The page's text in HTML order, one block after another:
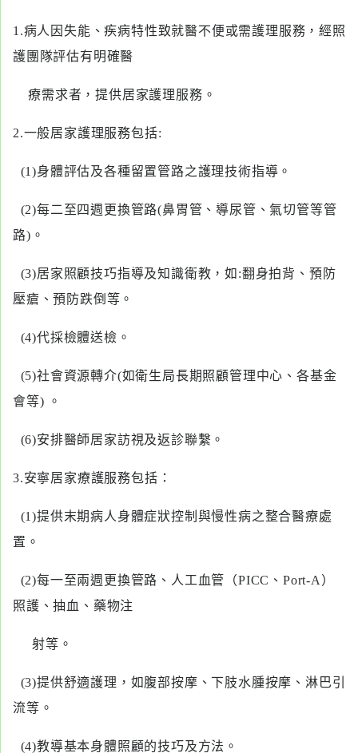
1.病人因失能、疾病特性致就醫不便或需護理服務，經照
護團隊評估有明確醫
療需求者，提供居家護理服務。
2.一般居家護理服務包括:
(1)身體評估及各種留置管路之護理技術指導。
(2)每二至四週更換管路(鼻胃管、導尿管、氣切管等管
路)。
(3)居家照顧技巧指導及知識衛教，如:翻身拍背、預防
壓瘡、預防跌倒等。
(4)代採檢體送檢。
(5)社會資源轉介(如衛生局長期照顧管理中心、各基金
會等) 。
(6)安排醫師居家訪視及返診聯繫。
3.安寧居家療護服務包括：
(1)提供末期病人身體症狀控制與慢性病之整合醫療處
置。
(2)每一至兩週更換管路、人工血管（PICC、Port-A）
照護、抽血、藥物注
射等。
(3)提供舒適護理，如腹部按摩、下肢水腫按摩、淋巴引
流等。
(4)教導基本身體照顧的技巧及方法。